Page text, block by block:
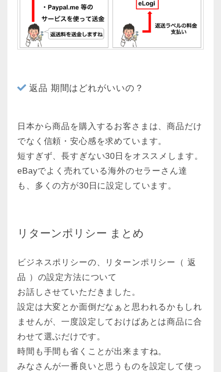
返品 期間はどれがいいの？
日本から商品を購入するお客さまは、商品だけ
でなく信頼・安心感を求めています。
短すぎず、長すぎない30日をオススメします。
eBayでよく売れている海外のセラーさん達
も、多くの方が30日に設定しています。
リターンポリシー まとめ
ビジネスポリシーの、リターンポリシー（ 返
品 ）の設定方法について
お話しさせていただきました。
設定は大変とか面倒だなぁと思われるかもしれ
ませんが、一度設定しておけばあとは商品に合
わせて選ぶだけです。
時間も手間も省くことが出来ますね。
みなさんが一番良いと思うものを設定して使っ